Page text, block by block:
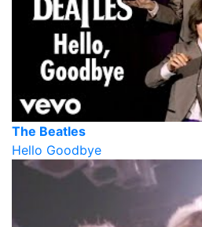
The Beatles
Hello Goodbye